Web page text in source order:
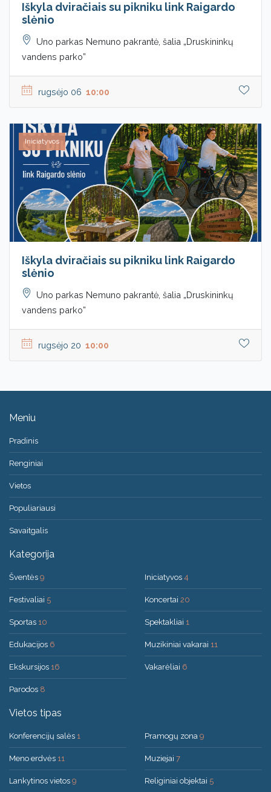
Iškyla dviračiais su pikniku link Raigardo
slėnio
Uno parkas Nemuno pakrantė, šalia „Druskininkų
vandens parko”
rugsėjo 06 10:00
Iniciatyvos
Iškyla dviračiais su pikniku link Raigardo
slėnio
Uno parkas Nemuno pakrantė, šalia „Druskininkų
vandens parko”
rugsėjo 20 10:00
Meniu
Pradinis
Renginiai
Vietos
Populiariausi
Savaitgalis
Kategorija
Šventės 9
Festivaliai 5
Sportas 10
Edukacijos 6
Ekskursijos 16
Parodos 8
Iniciatyvos 4
Koncertai 20
Spektakliai 1
Muzikiniai vakarai 11
Vakarėliai 6
Vietos tipas
Konferencijų salės 1
Meno erdvės 11
Lankytinos vietos 9
Pramogų zona 9
Muziejai 7
Religiniai objektai 5